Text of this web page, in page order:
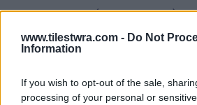
www.tilestwra.com - Do Not
Information
If you wish to opt-out of the sale,
processing of your personal or
— EIRINIX (@EIRINIX_)5
2017